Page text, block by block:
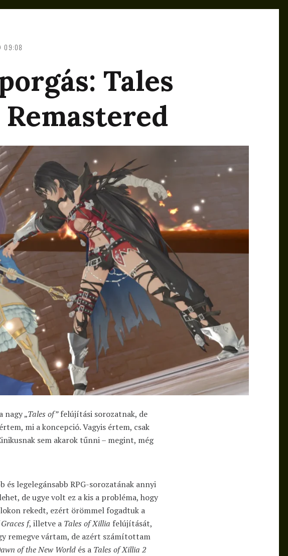
09:08
Tales
nagy „Tales of”felújítási sorozatnak, de
mi a koncepció. Vagyis értem, csak
sem akarok tűnni – megint, még
és legelegánsabb RPG-sorozatának annyi
de ugye volt ez a kis a probléma, hogy
rekedt, ezért örömmel fogadtuk a
f, illetve a Tales of Xillia felújítását,
remegve vártam, de azért számítottam
of the New World és a Tales of Xillia 2